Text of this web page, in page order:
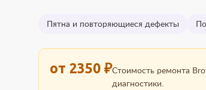
Пятна и повторяющиеся дефекты
от 2350 ₽Стоимость ремонта
диагностики.